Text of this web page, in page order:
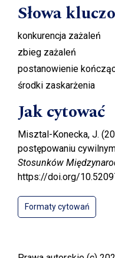
Słowa
konkurencja zażaleń
zbieg zażaleń
postanowienie
środki zaskarżenia
Jak cytować
Misztal-Konecka, J.
postępowaniu
Stosunków
https://doi.org/
Formaty cytowań